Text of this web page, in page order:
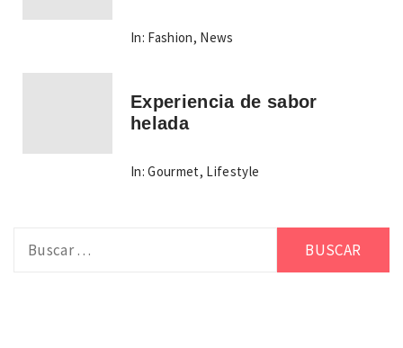
In: Fashion, News
Experiencia de sabor
helada
In: Gourmet, Lifestyle